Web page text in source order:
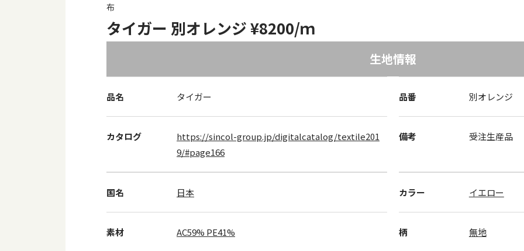
布
タイガー 別オレンジ ¥8200/ｍ
生地情報
品名 タイガー 品番 別オレンジ
カタログ
https://sincol-group.jp/digitalcatalog/textile201
9/#page166
備考 受注生産品
国名 日本 カラー イエロー
素材 AC59% PE41% 柄 無地